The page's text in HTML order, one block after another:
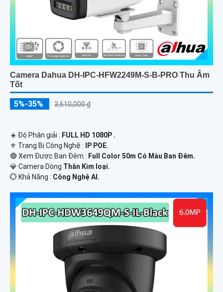
Camera Dahua DH-IPC-HFW2249M-S-B-PRO Thu Âm
Tốt
5%-35% 3,610,000 ₫
☀️ Độ Phân giải : FULL HD 1080P .
⚜️ Trang Bị Công Nghệ :
IP POE.
🔴 Xem Được Ban Đêm : Full Color 50m Có Màu Ban Ðêm.
💎 Camera Dòng Thân Kim loại.
️💮 Khả Năng : Công Nghệ AI.